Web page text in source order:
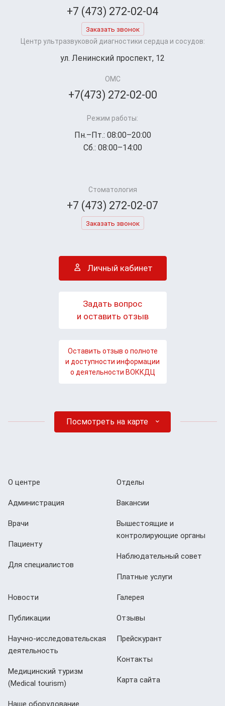
+7 (473) 272-02-04
Заказать звонок
Центр ультразвуковой диагностики сердца и сосудов:
ул. Ленинский проспект, 12
ОМС
+7(473) 272-02-00
Режим работы:
Пн.–Пт.: 08:00–20:00
Сб.: 08:00–14:00
Стоматология
+7 (473) 272-02-07
Заказать звонок
Личный кабинет
Задать вопрос
и оставить отзыв
Оставить отзыв о полноте
и доступности информации
о деятельности ВОККДЦ
Посмотреть на карте
О центре
Администрация
Врачи
Пациенту
Для специалистов
Отделы
Вакансии
Вышестоящие и
контролирующие органы
Наблюдательный совет
Платные услуги
Новости
Публикации
Научно-исследовательская
деятельность
Медицинский туризм
(Мedical tourism)
Наше оборудование
Галерея
Отзывы
Прейскурант
Контакты
Карта сайта